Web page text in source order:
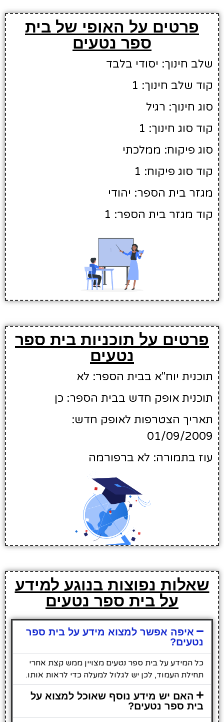
פרטים על האופי של בית
ספר נטעים
שלב חינוך: יסודי בלבד
קוד שלב חינוך: 1
סוג חינוך: רגיל
קוד סוג חינוך: 1
סוג פיקוח: ממלכתי
קוד סוג פיקוח: 1
מגזר בית הספר: יהודי
קוד מגזר בית הספר: 1
פרטים על תוכניות בית ספר
נטעים
תוכנית יוח"א בבית הספר: לא
תוכנית אופק חדש בבית הספר: כן
תאריך הצטרפות לאופק חדש:
01/09/2009
עוז בתמורה: לא ברפורמה
שאלות נפוצות בנוגע למידע
על בית ספר נטעים
איפה אפשר למצוא מידע על בית ספר
נטעים?
כל המידע על בית ספר נטעים מצויין ממש קצת אחרי
תחילת העמוד, לכן יש לגלול למעלה כדי לראות אותו.
האם יש מידע נוסף שאוכל למצוא על
בית ספר נטעים?